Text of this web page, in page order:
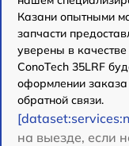
Казани опытными
запчасти
уверены в
ConoTech 35LRF
оформлении
обратной связи.
на выезде, если